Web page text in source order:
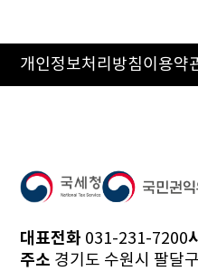
개인정보처리방침이용약
대표전화 031-231-7200
주소 경기도 수원시 팔달